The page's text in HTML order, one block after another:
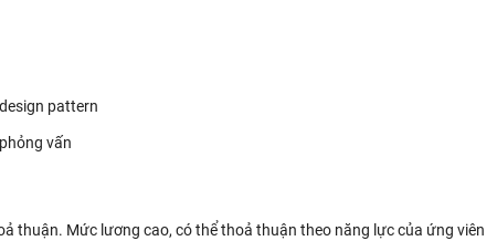
pattern
vấn
thuận. Mức lương cao, có thể thoả thuận theo năng lực của ứng viên